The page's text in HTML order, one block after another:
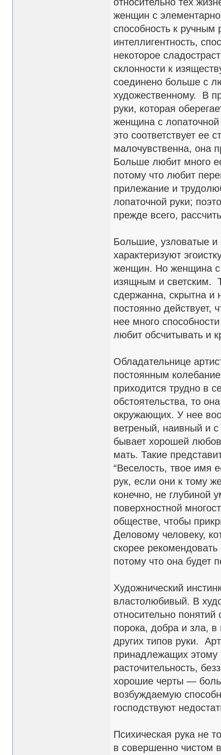
женщин с
способность к ручным
интеллигентность,
некоторое
склонности к
соединено больше с
художественному. В
руки, которая
женщина с
это соответствует ее
малочувственна, она
Больше любит много
потому что любит
прилежание и
лопаточной руки;
прежде всего,
Большие, узловатые и
характеризуют
женщин. Но женщина с
изящным и светским.
сдержанна, скрытна и
постоянно
нее много
любит обсчитывать и
Обладательнице
постоянным
приходится трудно в
обстоятельства, то
окружающих. У нее
ветреный, наивный и
бывает хорошей
мать. Такие
“Веселость, твое имя
рук, если они к тому
конечно, не глубиной
поверхностной
обществе, чтобы
Деловому человеку,
скорее рекомендовать
потому что она будет
Художнический
властолюбивый. В
относительно
порока, добра и зла, в
других типов руки.
принадлежащих этому
расточительность,
хорошие черты —
возбуждаемую
господствуют
Психическая рука не
в совершенно чистом